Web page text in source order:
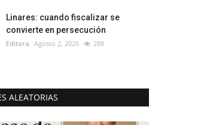
Linares: cuando fiscalizar se
convierte en persecución
Editora Agosto 2, 2026 288
ALEATORIAS